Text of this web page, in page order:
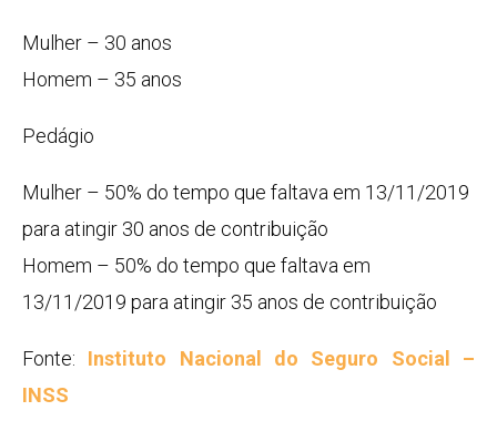
Mulher – 30 anos
Homem – 35 anos
Pedágio
Mulher – 50% do tempo que faltava em 13/11/2019
para atingir 30 anos de contribuição
Homem – 50% do tempo que faltava em
13/11/2019 para atingir 35 anos de contribuição
Fonte: Instituto Nacional do Seguro Social –
INSS